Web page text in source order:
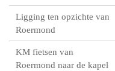
Ligging ten opzichte van
Roermond
KM fietsen van
Roermond naar de kapel